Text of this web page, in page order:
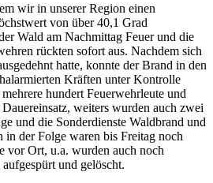
wir in unserer Region einen
von über 40,1 Grad
Wald am Nachmittag Feuer und die
rückten sofort aus. Nachdem sich
hatte, konnte der Brand in den
Kräften unter Kontrolle
hundert Feuerwehrleute und
weiters wurden auch zwei
und die Sonderdienste Waldbrand und
in der Folge waren bis Freitag noch
vor Ort, u.a. wurden auch noch
und gelöscht.